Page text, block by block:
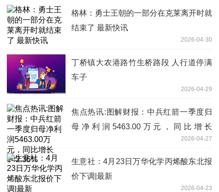
格林：勇士王朝的一部分在克莱离开时就
结束了 最新快讯
2026-04-30
丁桥镇大农港路竹生桥路段 人行道停满
车子
2026-04-29
焦点热讯:图解财报：中兵红箭一季度归
母净利润5463.00万元，同比增长
2026-04-27
生意社：4月23日万华化学丙烯酸东北报
价下调|最新
2026-04-23